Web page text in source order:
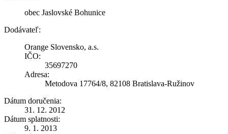
obec Jaslovské Bohunice
Dodávateľ:
Orange Slovensko, a.s.
IČO:
35697270
Adresa:
Metodova 17764/8, 82108 Bratislava-Ružinov
Dátum doručenia:
31. 12. 2012
Dátum splatnosti:
9. 1. 2013